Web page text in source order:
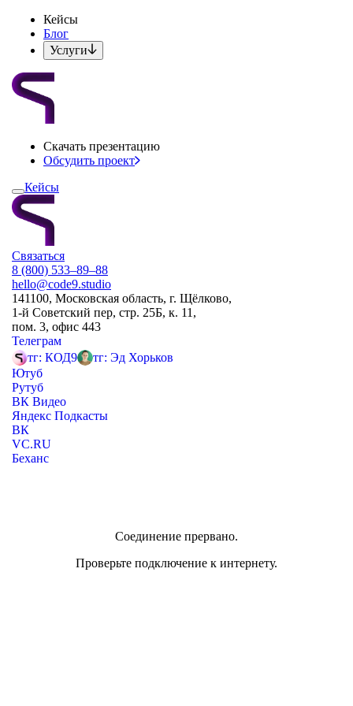
Кейсы
Блог
Услуги
Скачать презентацию
Обсудить проект
Кейсы
Связаться
8 (800) 533–89–88
hello@code9.studio
141100, Московская область, г. Щёлково,
1-й Советский пер, стр. 25Б, к. 11,
пом. 3, офис 443
Телеграм
тг: КОД9
тг: Эд Хорьков
Ютуб
Рутуб
ВК Видео
Яндекс Подкасты
ВК
VC.RU
Беханс
Соединение прервано.
Проверьте подключение к интернету.